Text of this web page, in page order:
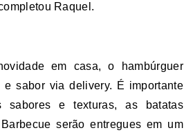
Raquel.
em casa, o hambúrguer
sabor via delivery. É importante
sabores e texturas, as batatas
serão entregues em um